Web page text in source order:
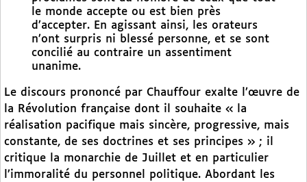
le monde accepte ou est bien près
d’accepter. En agissant ainsi, les orateurs
n’ont surpris ni blessé personne, et se sont
concilié au contraire un assentiment
unanime.
Le discours prononcé par Chauffour exalte l’œuvre de
la Révolution française dont il souhaite « la
réalisation pacifique mais sincère, progressive, mais
constante, de ses doctrines et ses principes » ; il
critique la monarchie de Juillet et en particulier
l’immoralité du personnel politique. Abordant les